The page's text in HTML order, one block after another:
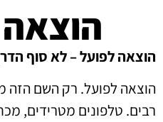
הוצאה לפועל – לא סוף
הוצאה לפועל. רק השם הזה
רבים. טלפונים מטרידים,